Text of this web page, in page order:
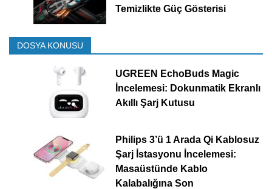
Temizlikte Güç Gösterisi
DOSYA KONUSU
UGREEN EchoBuds Magic
İncelemesi: Dokunmatik Ekranlı
Akıllı Şarj Kutusu
Philips 3’ü 1 Arada Qi Kablosuz
Şarj İstasyonu İncelemesi:
Masaüstünde Kablo
Kalabalığına Son